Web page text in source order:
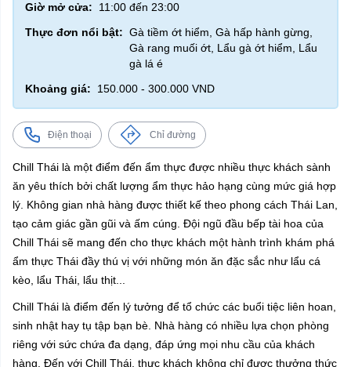
Giờ mở cửa:
11:00 đến 23:00
Thực đơn nổi bật: Gà tiềm ớt hiểm, Gà hấp hành gừng,
Gà rang muối ớt, Lẩu gà ớt hiểm, Lẩu
gà lá é
Khoảng giá:
150.000 - 300.000 VND
Điện thoại Chỉ đường
Chill Thái là một điểm đến ẩm thực được nhiều thực khách sành
ăn yêu thích bởi chất lượng ẩm thực hảo hạng cùng mức giá hợp
lý. Không gian nhà hàng được thiết kế theo phong cách Thái Lan,
tạo cảm giác gần gũi và ấm cúng. Đội ngũ đầu bếp tài hoa của
Chill Thái sẽ mang đến cho thực khách một hành trình khám phá
ẩm thực Thái đầy thú vị với những món ăn đặc sắc như lẩu cá
kèo, lẩu Thái, lẩu thịt...
Chill Thái là điểm đến lý tưởng để tổ chức các buổi tiệc liên hoan,
sinh nhật hay tụ tập bạn bè. Nhà hàng có nhiều lựa chọn phòng
riêng với sức chứa đa dạng, đáp ứng mọi nhu cầu của khách
hàng. Đến với Chill Thái, thực khách không chỉ được thưởng thức